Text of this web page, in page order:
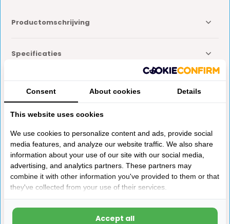
Productomschrijving
Specificaties
Delen
Anderen kochten ook
Consent About cookies Details
This website uses cookies
We use cookies to personalize content and ads, provide social
media features, and analyze our website traffic. We also share
information about your use of our site with our social media,
advertising, and analytics partners. These partners may
combine it with other information you've provided to them or that
they've collected from your use of their services.
Accept all